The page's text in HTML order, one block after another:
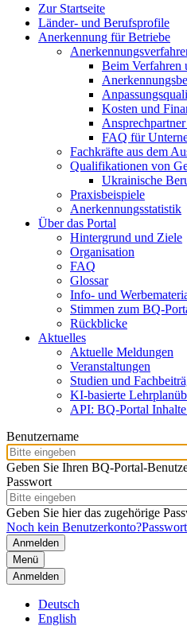
Zur Startseite
Länder- und Berufsprofile
Anerkennung für Betriebe
Beim Verfahren
Kosten und
FAQ für
Fachkräfte aus dem
Qualifikationen von
Ukrainische
Praxisbeispiele
Anerkennungsstatistik
Über das Portal
Hintergrund und Ziele
Organisation
FAQ
Glossar
Info- und
Stimmen zum BQ-
Rückblicke
Aktuelles
Aktuelle Meldungen
Veranstaltungen
Studien und
KI-basierte
API: BQ-Portal
Benutzername
Geben Sie Ihren BQ-Portal-
Passwort
Geben Sie hier das zugehörige
Noch kein Benutzerkonto?
Menü
Anmelden
Deutsch
English